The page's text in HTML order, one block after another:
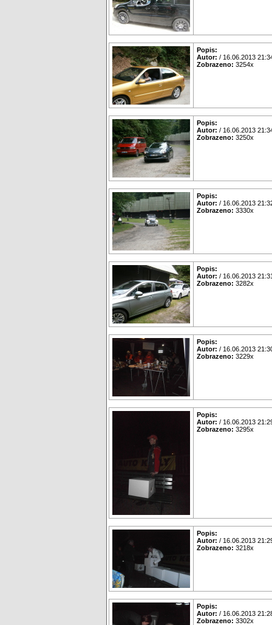
Popis:
Autor: / 16.06.2013
Zobrazeno: 3254x
Popis:
Autor: / 16.06.2013
Zobrazeno: 3250x
Popis:
Autor: / 16.06.2013
Zobrazeno: 3330x
Popis:
Autor: / 16.06.2013
Zobrazeno: 3282x
Popis:
Autor: / 16.06.2013
Zobrazeno: 3229x
Popis:
Autor: / 16.06.2013
Zobrazeno: 3295x
Popis:
Autor: / 16.06.2013
Zobrazeno: 3218x
Popis:
Autor: / 16.06.2013
Zobrazeno: 3302x